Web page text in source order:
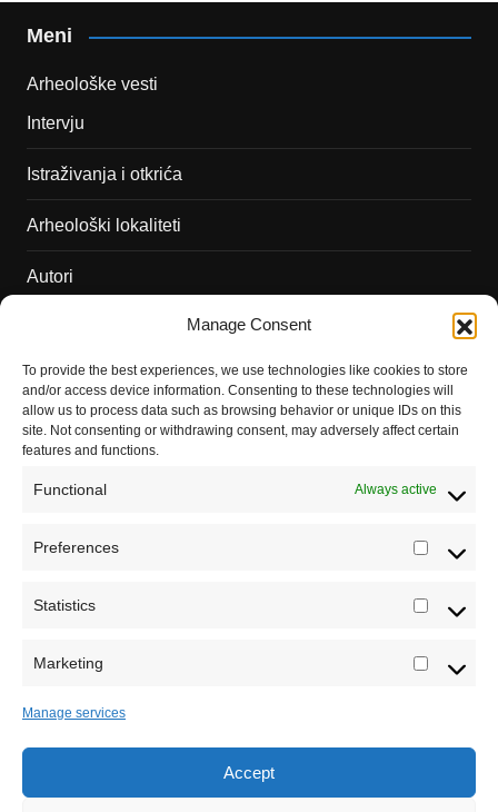
Manage Consent
To provide the best experiences, we use technologies like cookies to store
and/or access device information. Consenting to these technologies will
allow us to process data such as browsing behavior or unique IDs on this
site. Not consenting or withdrawing consent, may adversely affect certain
features and functions.
Functional Always active
Preferences
Statistics
Marketing
Manage services
Accept
Meni
Arheološke vesti
Intervju
Istraživanja i otkrića
Arheološki lokaliteti
Autori
Dešavanja
Kontakt
Misija sajta Sve o arheologiji
Sva prava zadržava Sve o arheologiji 2019-2026